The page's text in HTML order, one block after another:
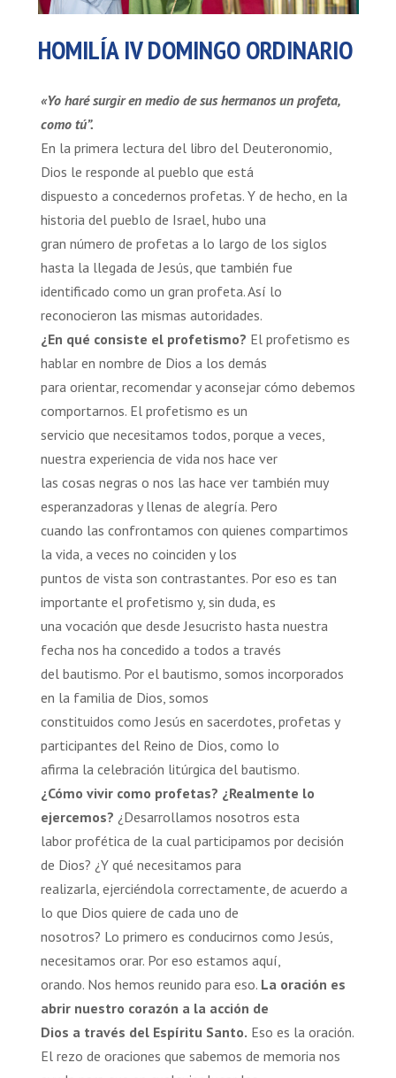
HOMILÍA IV DOMINGO ORDINARIO
«Yo haré surgir en medio de sus hermanos un profeta,
como tú”.
En la primera lectura del libro del Deuteronomio,
Dios le responde al pueblo que está
dispuesto a concedernos profetas. Y de hecho, en la
historia del pueblo de Israel, hubo una
gran número de profetas a lo largo de los siglos
hasta la llegada de Jesús, que también fue
identificado como un gran profeta. Así lo
reconocieron las mismas autoridades.
¿En qué consiste el profetismo? El profetismo es
hablar en nombre de Dios a los demás
para orientar, recomendar y aconsejar cómo debemos
comportarnos. El profetismo es un
servicio que necesitamos todos, porque a veces,
nuestra experiencia de vida nos hace ver
las cosas negras o nos las hace ver también muy
esperanzadoras y llenas de alegría. Pero
cuando las confrontamos con quienes compartimos
la vida, a veces no coinciden y los
puntos de vista son contrastantes. Por eso es tan
importante el profetismo y, sin duda, es
una vocación que desde Jesucristo hasta nuestra
fecha nos ha concedido a todos a través
del bautismo. Por el bautismo, somos incorporados
en la familia de Dios, somos
constituidos como Jesús en sacerdotes, profetas y
participantes del Reino de Dios, como lo
afirma la celebración litúrgica del bautismo.
¿Cómo vivir como profetas? ¿Realmente lo
ejercemos? ¿Desarrollamos nosotros esta
labor profética de la cual participamos por decisión
de Dios? ¿Y qué necesitamos para
realizarla, ejerciéndola correctamente, de acuerdo a
lo que Dios quiere de cada uno de
nosotros? Lo primero es conducirnos como Jesús,
necesitamos orar. Por eso estamos aquí,
orando. Nos hemos reunido para eso. La oración es
abrir nuestro corazón a la acción de
Dios a través del Espíritu Santo. Eso es la oración.
El rezo de oraciones que sabemos de memoria nos